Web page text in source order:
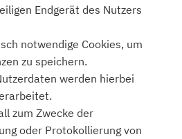
Endgerät des Nutzers
notwendige Cookies, um
zu speichern.
werden hierbei
zum Zwecke der
oder Protokollierung von